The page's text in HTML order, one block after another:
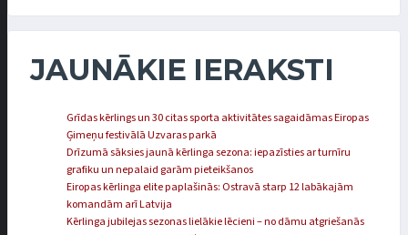
JAUNĀKIE IERAKSTI
Grīdas kērlings un 30 citas sporta aktivitātes sagaidāmas Eiropas
Ģimeņu festivālā Uzvaras parkā
Drīzumā sāksies jaunā kērlinga sezona: iepazīsties ar turnīru
grafiku un nepalaid garām pieteikšanos
Eiropas kērlinga elite paplašinās: Ostravā starp 12 labākajām
komandām arī Latvija
Kērlinga jubilejas sezonas lielākie lēcieni – no dāmu atgriešanās